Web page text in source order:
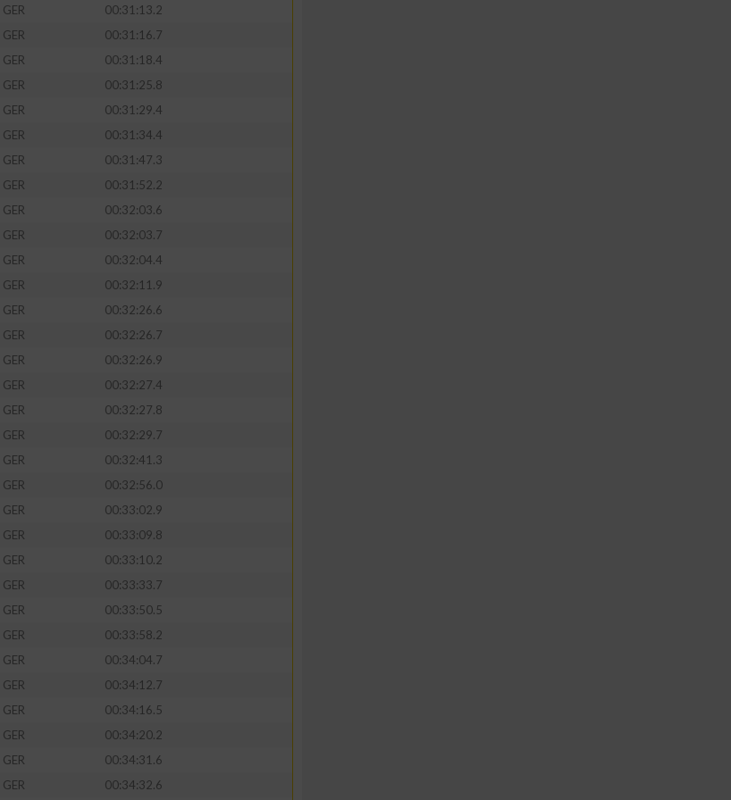
GER
00:31:13.2
GER
00:31:16.7
GER
00:31:18.4
GER
00:31:25.8
GER
00:31:29.4
GER
00:31:34.4
GER
00:31:47.3
GER
00:31:52.2
GER
00:32:03.6
GER
00:32:03.7
GER
00:32:04.4
GER
00:32:11.9
GER
00:32:26.6
GER
00:32:26.7
GER
00:32:26.9
GER
00:32:27.4
GER
00:32:27.8
GER
00:32:29.7
GER
00:32:41.3
GER
00:32:56.0
GER
00:33:02.9
GER
00:33:09.8
GER
00:33:10.2
GER
00:33:33.7
GER
00:33:50.5
GER
00:33:58.2
GER
00:34:04.7
GER
00:34:12.7
GER
00:34:16.5
GER
00:34:20.2
GER
00:34:31.6
GER 00:34:32.6